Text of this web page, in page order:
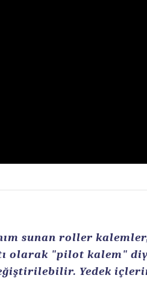
sunan roller
olarak "pilot kalem"
Yedek